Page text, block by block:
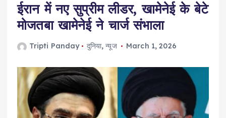
ईरान में नए सुप्रीम लीडर, खामेनेई के बेटे
मोजतबा खामेनेई ने चार्ज संभाला
Tripti Panday दुनिया,न्यूज March 1, 2026